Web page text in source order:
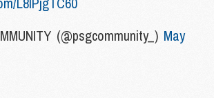
(@psgcommunity_) May